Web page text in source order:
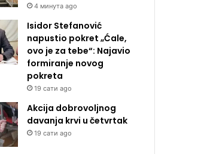
4 минута ago
Isidor Stefanović
napustio pokret „Ćale,
ovo je za tebe“: Najavio
formiranje novog
pokreta
19 сати ago
Akcija dobrovoljnog
davanja krvi u četvrtak
19 сати ago